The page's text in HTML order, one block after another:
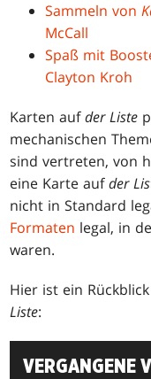
Sammeln von
McCall
Spaß mit
Clayton Kroh
Karten aufder Liste
mechanischen
sind vertreten, von
eine Karte aufder
nicht in Standard
Formaten legal, in
waren.
Hier ist ein
Liste:
VERGANGENE